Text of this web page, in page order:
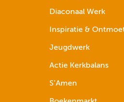
Diaconaal Werk
Inspiratie &
Jeugdwerk
Actie Kerkbalans
S’Amen